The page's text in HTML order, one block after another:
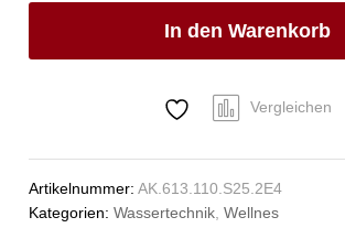
3/4"
27mm
In den Warenkorb
Vergleichen
Artikelnummer:AK.613.110.S25.2E4
Kategorien:Wassertechnik,Wellnes